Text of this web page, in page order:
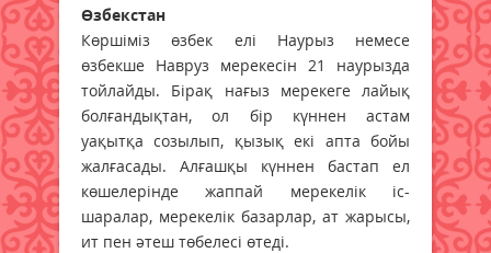
Өзбекстан
Көршіміз өзбек елі Наурыз немесе
өзбекше Навруз мерекесін 21 наурызда
тойлайды. Бірақ нағыз мерекеге лайық
болғандықтан, ол бір күннен астам
уақытқа созылып, қызық екі апта бойы
жалғасады. Алғашқы күннен бастап ел
көшелерінде жаппай мерекелік іс-
шаралар, мерекелік базарлар, ат жарысы,
ит пен әтеш төбелесі өтеді.